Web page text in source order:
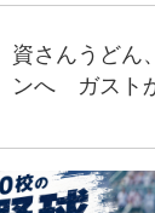
資さんうどん
ンへ ガスト